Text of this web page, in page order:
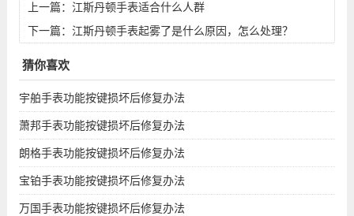
上一篇： 江斯丹顿手表适合什么人群
下一篇： 江斯丹顿手表起雾了是什么原因，怎么处理？
猜你喜欢
宇舶手表功能按键损坏后修复办法
萧邦手表功能按键损坏后修复办法
朗格手表功能按键损坏后修复办法
宝铂手表功能按键损坏后修复办法
万国手表功能按键损坏后修复办法